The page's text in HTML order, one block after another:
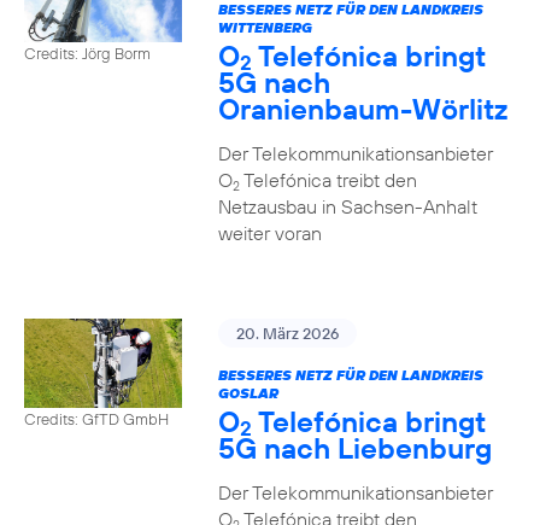
Credits: Jörg Borm
BESSERES NETZ FÜR DEN LANDKREIS
WITTENBERG
O2 Telefónica bringt
5G nach
Oranienbaum-Wörlitz
Der Telekommunikationsanbieter
O2Telefónica treibt den
Netzausbau in Sachsen-Anhalt
weiter voran
Credits: GfTD GmbH
20. März 2026
BESSERES NETZ FÜR DEN LANDKREIS
GOSLAR
O2 Telefónica bringt
5G nach Liebenburg
Der Telekommunikationsanbieter
O Telefónica treibt den